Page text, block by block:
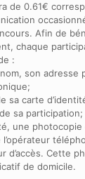
de 0.61€
Afin de
chaque
:
son adresse
sa carte
sa participation;
une photocopie
d’accès. Cette
de domicile.